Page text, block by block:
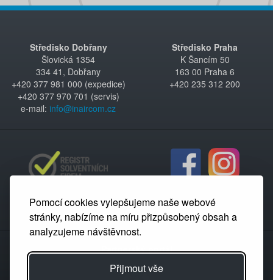
Pomocí cookies vylepšujeme naše webové
stránky, nabízíme na míru přizpůsobený obsah a
analyzujeme návštěvnost.
Přijmout vše
Středisko Dobřany
Šlovická 1354
334 41, Dobřany
+420 377 981 000 (expedice)
+420 377 970 701 (servis)
e-mail: info@inaircom.cz
Středisko Praha
K Šancím 50
163 00 Praha 6
+420 235 312 200
Partnerský portál